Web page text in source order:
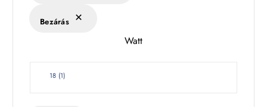
k
Bezárás
Watt
W18 (1)